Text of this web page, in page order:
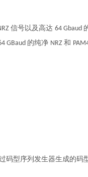
信号以及高达 64 Gbaud
GBaud 的纯净 NRZ 和
码型序列发生器生成的码